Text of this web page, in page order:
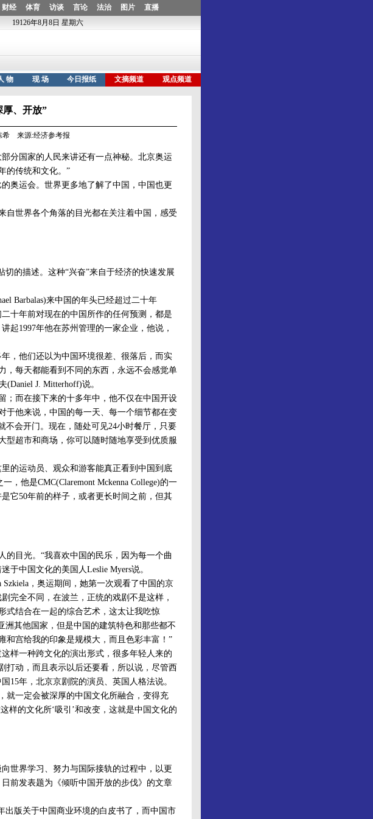
厚、开放”
希 来源:经济参考报
分国家的人民来讲还有一点神秘。北京奥运
的传统和文化。”
奥运会。世界更多地了解了中国，中国也更
世界各个角落的目光都在关注着中国，感受
的描述。这种“兴奋”来自于经济的快速发展
Barbalas)来中国的年头已经超过二十年
十年前对现在的中国所作的任何预测，都是
起1997年他在苏州管理的一家企业，他说，
，他们还以为中国环境很差、很落后，而实
，每天都能看到不同的东西，永远不会感觉单
J. Mitterhoff)说。
而在接下来的十多年中，他不仅在中国开设
于他来说，中国的每一天、每一个细节都在变
不会开门。现在，随处可见24小时餐厅，只要
型超市和商场，你可以随时随地享受到优质服
的运动员、观众和游客能真正看到中国到底
，他是CMC(Claremont Mckenna College)的一
它50年前的样子，或者更长时间之前，但其
目光。“我喜欢中国的民乐，因为每一个曲
于中国文化的美国人Leslie Myers说。
，奥运期间，她第一次观看了中国的京
完全不同，在波兰，正统的戏剧不是这样，
式结合在一起的综合艺术，这太让我吃惊
洲其他国家，但是中国的建筑特色和那些都不
和宫给我的印象是规模大，而且色彩丰富！”
样一种跨文化的演出形式，很多年轻人来的
打动，而且表示以后还要看，所以说，尽管西
15年，北京京剧院的演员、英国人格法说。
一定会被深厚的中国文化所融合，变得充
样的文化所‘吸引’和改变，这就是中国文化的
世界学习、努力与国际接轨的过程中，以更
前发表题为《倾听中国开放的步伐》的文章
版关于中国商业环境的白皮书了，而中国市